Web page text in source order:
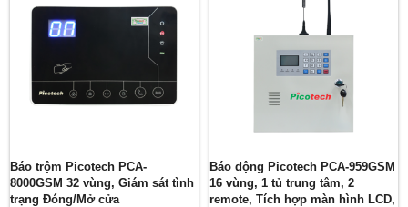
Báo trộm Picotech PCA-
8000GSM 32 vùng, Giám sát tình
trạng Đóng/Mở cửa
Báo động Picotech PCA-959GSM
16 vùng, 1 tủ trung tâm, 2
remote, Tích hợp màn hình LCD,